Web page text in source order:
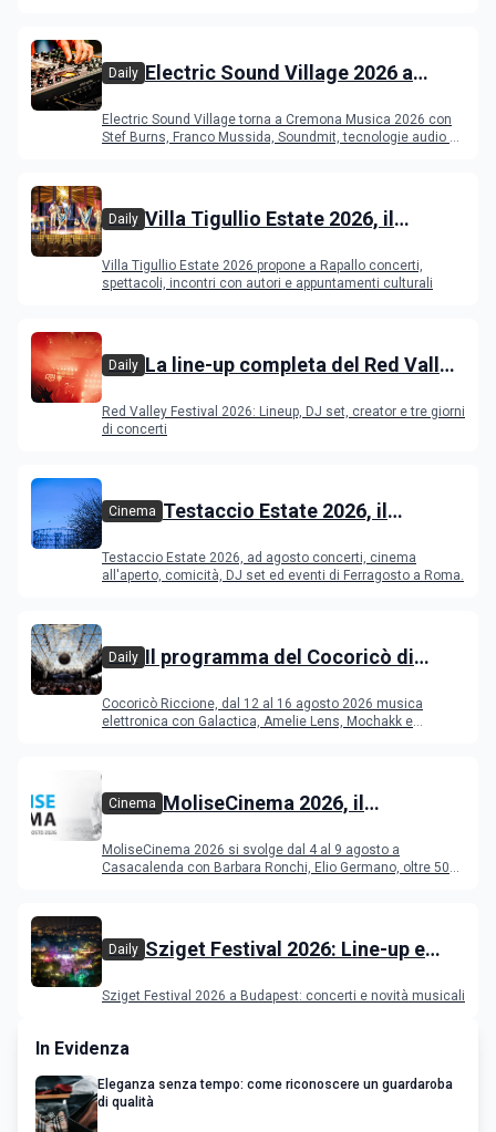
Daily Electric Sound Village 2026 a
Young Band Contest, il programma
Electric Sound Village torna a Cremona Musica 2026 con
Stef Burns, Franco Mussida, Soundmit, tecnologie audio e
Daily Villa Tigullio Estate 2026, il
Villa Tigullio Estate 2026 propone a Rapallo concerti,
spettacoli, incontri con autori e appuntamenti culturali
Daily La line-up completa del Red Valley
Red Valley Festival 2026: Lineup, DJ set, creator e tre giorni
di concerti
Cinema Testaccio Estate 2026, il
Ferragosto
Testaccio Estate 2026, ad agosto concerti, cinema
all'aperto, comicità, DJ set ed eventi di Ferragosto a Roma.
Daily Il programma del Cocoricò di
Cocoricò Riccione, dal 12 al 16 agosto 2026 musica
elettronica con Galactica, Amelie Lens, Mochakk e
Cinema MoliseCinema 2026, il
MoliseCinema 2026 si svolge dal 4 al 9 agosto a
Casacalenda con Barbara Ronchi, Elio Germano, oltre 50
Daily Sziget Festival 2026: Line-up e
Sziget Festival 2026 a Budapest: concerti e novità musicali
In Evidenza
Eleganza senza tempo: come riconoscere un guardaroba
di qualità